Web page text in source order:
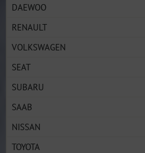
DAEWOO
RENAULT
VOLKSWAGEN
SEAT
SUBARU
SAAB
NISSAN
TOYOTA